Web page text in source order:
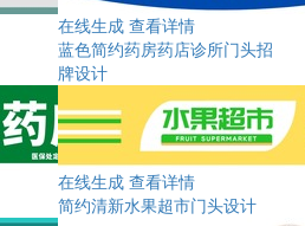
在线生成 查看详情
蓝色简约药房药店诊所门头招
牌设计
在线生成 查看详情
简约清新水果超市门头设计